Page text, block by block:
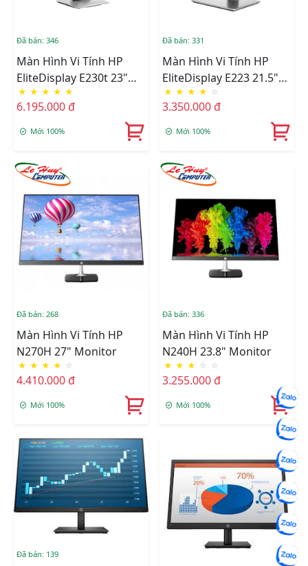
Đã bán: 346
Màn Hình Vi Tính HP
EliteDisplay E230t 23"
Touch Monitor
★ ★ ★ ★ ★
6.195.000 đ
Mới 100%
Đã bán: 331
Màn Hình Vi Tính HP
EliteDisplay E223 21.5"
Monitor
★ ★ ★ ★ ☆
3.350.000 đ
Mới 100%
Đã bán: 268
Màn Hình Vi Tính HP
N270H 27" Monitor
★ ★ ★ ★ ☆
4.410.000 đ
Mới 100%
Đã bán: 336
Màn Hình Vi Tính HP
N240H 23.8" Monitor
★ ★ ★ ☆ ☆
3.255.000 đ
Mới 100%
Đã bán: 139